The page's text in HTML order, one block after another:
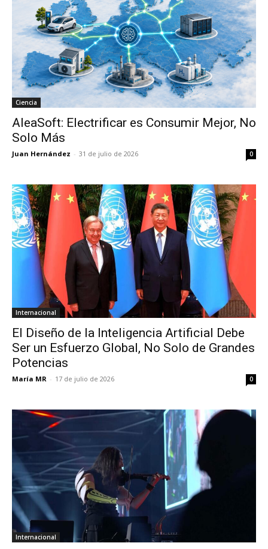
Ciencia
AleaSoft: Electrificar es Consumir Mejor, No
Solo Más
Juan Hernández - 31 de julio de 2026 0
Internacional
El Diseño de la Inteligencia Artificial Debe
Ser un Esfuerzo Global, No Solo de Grandes
Potencias
María MR - 17 de julio de 2026 0
Internacional